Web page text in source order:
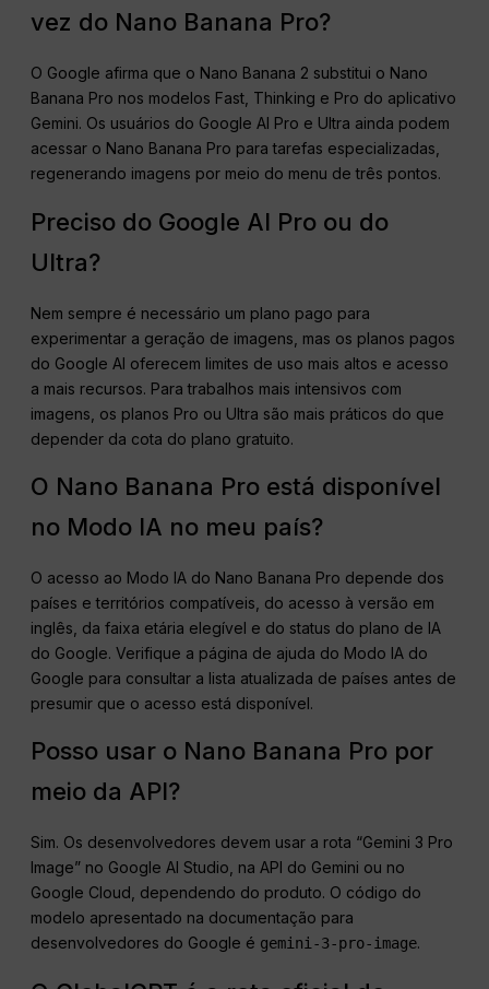
vez do Nano Banana Pro?
O Google afirma que o Nano Banana 2 substitui o Nano
Banana Pro nos modelos Fast, Thinking e Pro do aplicativo
Gemini. Os usuários do Google AI Pro e Ultra ainda podem
acessar o Nano Banana Pro para tarefas especializadas,
regenerando imagens por meio do menu de três pontos.
Preciso do Google AI Pro ou do
Ultra?
Nem sempre é necessário um plano pago para
experimentar a geração de imagens, mas os planos pagos
do Google AI oferecem limites de uso mais altos e acesso
a mais recursos. Para trabalhos mais intensivos com
imagens, os planos Pro ou Ultra são mais práticos do que
depender da cota do plano gratuito.
O Nano Banana Pro está disponível
no Modo IA no meu país?
O acesso ao Modo IA do Nano Banana Pro depende dos
países e territórios compatíveis, do acesso à versão em
inglês, da faixa etária elegível e do status do plano de IA
do Google. Verifique a página de ajuda do Modo IA do
Google para consultar a lista atualizada de países antes de
presumir que o acesso está disponível.
Posso usar o Nano Banana Pro por
meio da API?
Sim. Os desenvolvedores devem usar a rota “Gemini 3 Pro
Image” no Google AI Studio, na API do Gemini ou no
Google Cloud, dependendo do produto. O código do
modelo apresentado na documentação para
desenvolvedores do Google é gemini-3-pro-image.